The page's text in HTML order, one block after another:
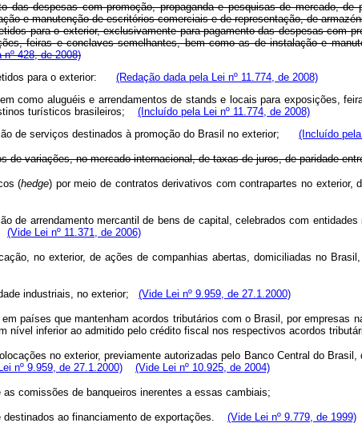
das despesas com promoção, propaganda e pesquisas de mercado,
e manutenção de escritórios comerciais e de representação, de
para o exterior, exclusivamente para pagamento das despesas com
feiras e conclaves semelhantes, bem como as de instalação e
428, de 2008)
para o exterior:
(Redação dada pela Lei nº 11.774, de 2008)
como aluguéis e arrendamentos de stands e locais para exposições,
turísticos brasileiros; (Incluído pela Lei nº 11.774, de 2008)
de serviços destinados à promoção do Brasil no exterior; (Incluído
de variações, no mercado internacional, de taxas de juros, de paridade
(hedge) por meio de contratos derivativos com contrapartes no exterior,
de arrendamento mercantil de bens de capital, celebrados com
(Vide Lei nº 11.371, de 2006)
no exterior, de ações de companhias abertas, domiciliadas no
industriais, no exterior; (Vide Lei nº 9.959, de 27.1.2000)
países que mantenham acordos tributários com o Brasil, por empresas
nível inferior ao admitido pelo crédito fiscal nos respectivos acordos
no exterior, previamente autorizadas pelo Banco Central do
nº 9.959, de 27.1.2000) (Vide Lei nº 10.925, de 2004)
comissões de banqueiros inerentes a essas cambiais;
ao financiamento de exportações. (Vide Lei nº 9.779, de 1999)